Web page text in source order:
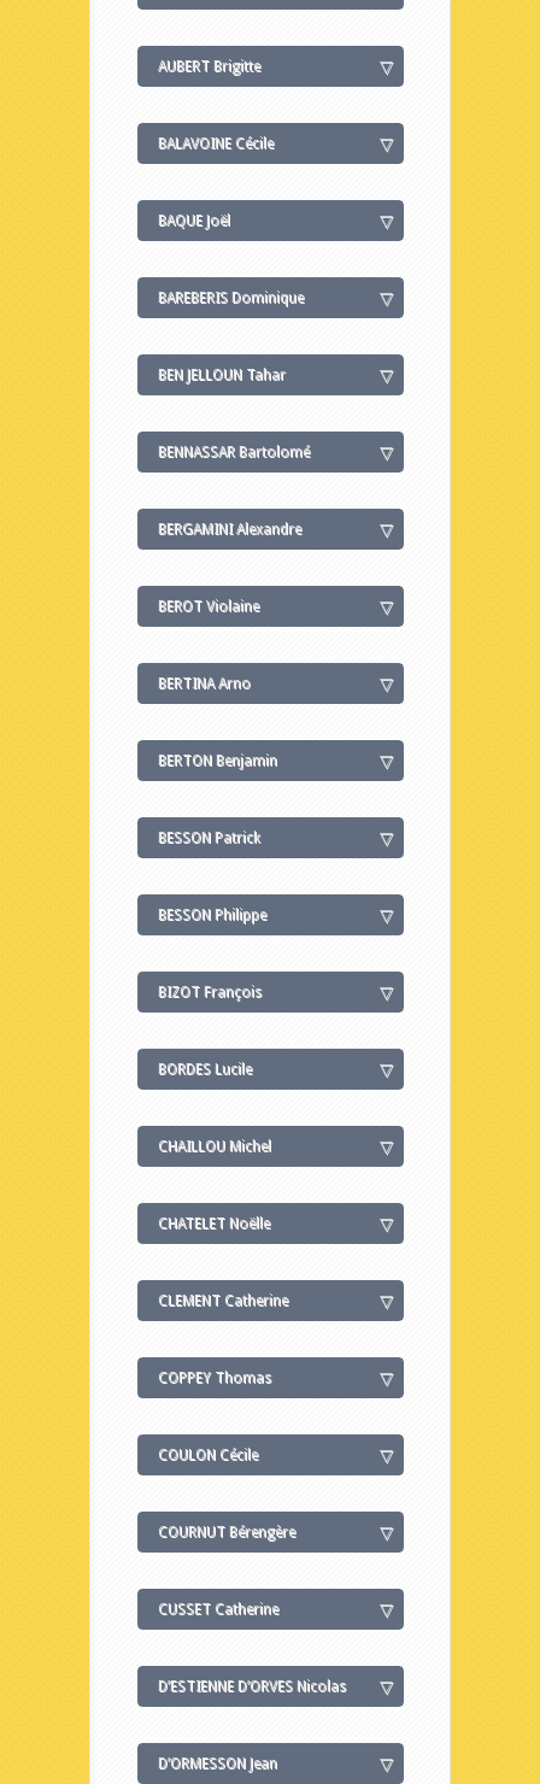
AUBERT Brigitte
BALAVOINE Cécile
BAQUE Joël
BAREBERIS Dominique
BEN JELLOUN Tahar
BENNASSAR Bartolomé
BERGAMINI Alexandre
BEROT Violaine
BERTINA Arno
BERTON Benjamin
BESSON Patrick
BESSON Philippe
BIZOT François
BORDES Lucile
CHAILLOU Michel
CHATELET Noëlle
CLEMENT Catherine
COPPEY Thomas
COULON Cécile
COURNUT Bérengère
CUSSET Catherine
D’ESTIENNE D’ORVES Nicolas
D’ORMESSON Jean